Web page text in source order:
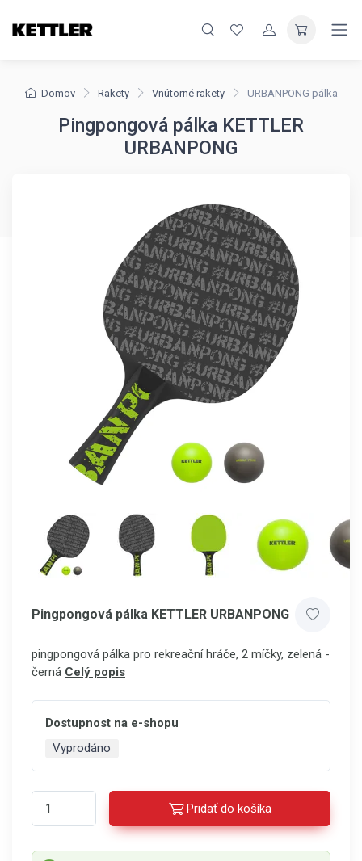
Domov Rakety Vnútorné rakety URBANPONG pálka
Pingpongová pálka KETTLER
URBANPONG
Pingpongová pálka KETTLER URBANPONG
pingpongová pálka pro rekreační hráče, 2 míčky, zelená -
černá Celý popis
Dostupnost na e-shopu
Vyprodáno
Pridať do košíka